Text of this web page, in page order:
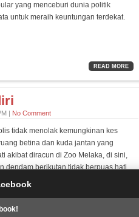
yang menceburi dunia politik
untuk meraih keuntungan terdekat.
READ MORE
| No Comment
tidak menolak kemungkinan kes
betina dan kuda jantan yang
akibat diracun di Zoo Melaka, di sini,
dendam berikutan tidak berpuas hati
pengurusan baru zoo berkenaan.